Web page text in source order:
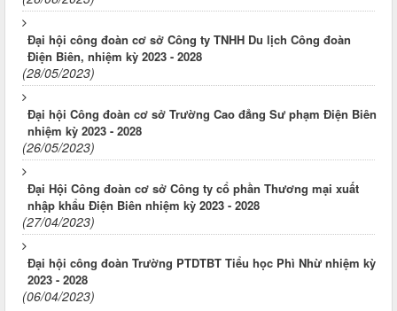
Đại hội công đoàn cơ sở Công ty TNHH Du lịch Công đoàn
Điện Biên, nhiệm kỳ 2023 - 2028
(28/05/2023)
Đại hội Công đoàn cơ sở Trường Cao đẳng Sư phạm Điện Biên
nhiệm kỳ 2023 - 2028
(26/05/2023)
Đại Hội Công đoàn cơ sở Công ty cổ phần Thương mại xuất
nhập khẩu Điện Biên nhiệm kỳ 2023 - 2028
(27/04/2023)
Đại hội công đoàn Trường PTDTBT Tiểu học Phì Nhừ nhiệm kỳ
2023 - 2028
(06/04/2023)